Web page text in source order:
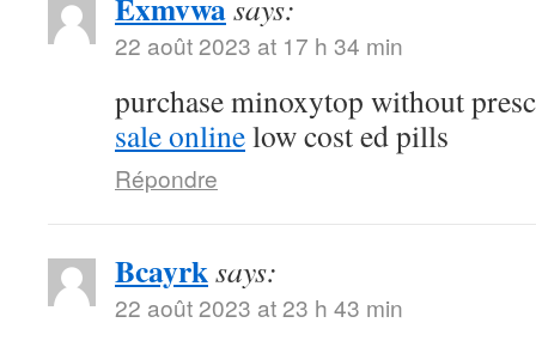
says:
22 août 2023 at 17 h 34 min
purchase minoxytop without
sale onlinelow cost ed pills
Répondre
Bcayrksays:
22 août 2023 at 23 h 43 min